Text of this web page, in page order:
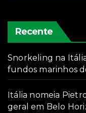
Recente
Snorkeling na
fundos marinhos
Itália nomeia
geral em Belo